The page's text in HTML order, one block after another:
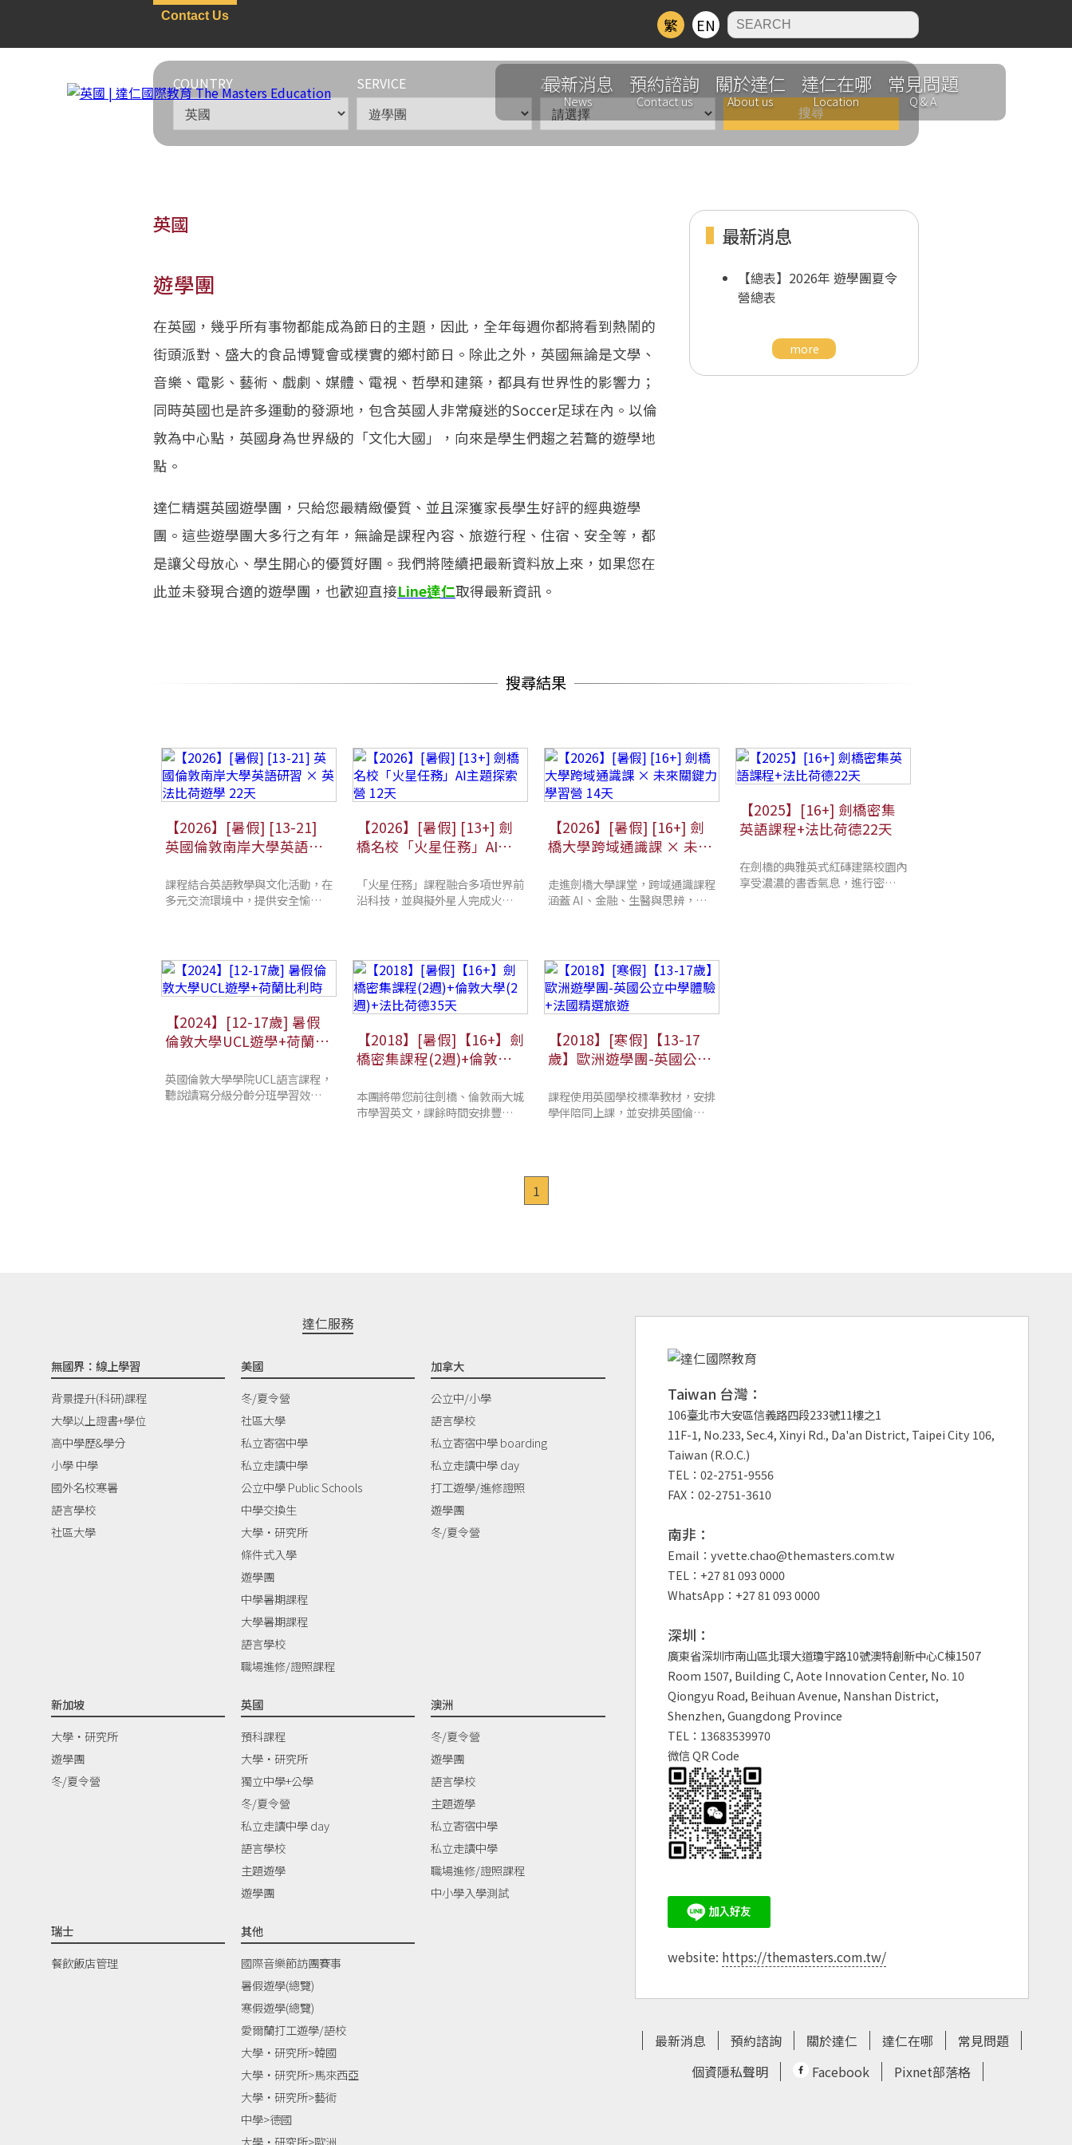
Contact Us 繁 EN
最新消息
News
預約諮詢
Contact us
關於達仁
About us
達仁在哪
Location
常見問題
Q & A
英國>
遊學團
COUNTRY SERVICE ZONE
最新消息
【總表】2026年 遊學團夏令
營總表
more
英國
遊學團
在英國，幾乎所有事物都能成為節日的主題，因此，全年每週你都將看到熱鬧的
街頭派對、盛大的食品博覽會或樸實的鄉村節日。除此之外，英國無論是文學、
音樂、電影、藝術、戲劇、媒體、電視、哲學和建築，都具有世界性的影響力；
同時英國也是許多運動的發源地，包含英國人非常癡迷的Soccer足球在內。以倫
敦為中心點，英國身為世界級的「文化大國」，向來是學生們趨之若鶩的遊學地
點。
達仁精選英國遊學團，只給您最精緻優質、並且深獲家長學生好評的經典遊學
團。這些遊學團大多行之有年，無論是課程內容、旅遊行程、住宿、安全等，都
是讓父母放心、學生開心的優質好團。我們將陸續把最新資料放上來，如果您在
此並未發現合適的遊學團，也歡迎直接Line達仁取得最新資訊。
搜尋結果
【2026】[暑假] [13-21]
英國倫敦南岸大學英語研
課程結合英語教學與文化活動，在
多元交流環境中，提供安全愉快的
【2026】[暑假] [13+] 劍
橋名校「火星任務」AI主
「火星任務」課程融合多項世界前
沿科技，並與擬外星人完成火星艱
【2026】[暑假] [16+] 劍
橋大學跨域通識課 × 未來
走進劍橋大學課堂，跨域通識課程
涵蓋 AI、金融、生醫與思辨，結
【2025】[16+] 劍橋密集
英語課程+法比荷德22天
在劍橋的典雅英式紅磚建築校園內
享受濃濃的書香氣息，進行密集英
【2024】[12-17歲] 暑假
倫敦大學UCL遊學+荷蘭比
英國倫敦大學學院UCL語言課程，
聽說讀寫分級分齡分班學習效果
【2018】[暑假]【16+】劍
橋密集課程(2週)+倫敦大
本團將帶您前往劍橋、倫敦兩大城
市學習英文，課餘時間安排豐富的
【2018】[寒假]【13-17
歲】歐洲遊學團-英國公立
課程使用英國學校標準教材，安排
學伴陪同上課，並安排英國倫敦、
1
達仁服務
無國界：線上學習
背景提升(科研)課程
大學以上證書+學位
高中學歷&學分
小學 中學
國外名校寒暑
語言學校
社區大學
美國
冬/夏令營
社區大學
私立寄宿中學
私立走讀中學
公立中學 Public Schools
中學交換生
大學‧研究所
條件式入學
遊學團
中學暑期課程
大學暑期課程
語言學校
職場進修/證照課程
加拿大
公立中/小學
語言學校
私立寄宿中學 boarding
私立走讀中學 day
打工遊學/進修證照
遊學團
冬/夏令營
新加坡
大學‧研究所
遊學團
冬/夏令營
英國
預科課程
大學‧研究所
獨立中學+公學
冬/夏令營
私立走讀中學 day
語言學校
主題遊學
遊學團
澳洲
冬/夏令營
遊學團
語言學校
主題遊學
私立寄宿中學
私立走讀中學
職場進修/證照課程
中小學入學測試
瑞士
餐飲飯店管理
其他
國際音樂節訪團賽事
暑假遊學(總覽)
寒假遊學(總覽)
愛爾蘭打工遊學/語校
大學‧研究所>韓國
大學‧研究所>馬來西亞
大學‧研究所>藝術
中學>德國
大學‧研究所>歐洲
Taiwan 台灣：
106臺北市大安區信義路四段233號11樓之1
11F-1, No.233, Sec.4, Xinyi Rd., Da'an District, Taipei City 106,
Taiwan (R.O.C.)
TEL：02-2751-9556
FAX：02-2751-3610
南非：
Email：yvette.chao@themasters.com.tw
TEL：+27 81 093 0000
WhatsApp：+27 81 093 0000
深圳：
廣東省深圳市南山區北環大道瓊宇路10號澳特創新中心C棟1507
Room 1507, Building C, Aote Innovation Center, No. 10
Qiongyu Road, Beihuan Avenue, Nanshan District,
Shenzhen, Guangdong Province
TEL：13683539970
微信 QR Code
website: https://themasters.com.tw/
最新消息 預約諮詢 關於達仁 達仁在哪
常見問題
個資隱私聲明
Facebook Pixnet部落格